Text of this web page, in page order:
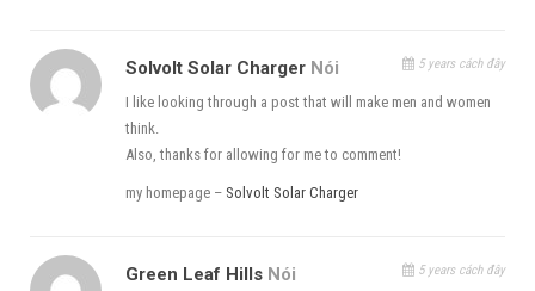
Solvolt Solar Charger Nói 5 years cách đây
I like looking through a post that will make men and women
think.
Also, thanks for allowing for me to comment!
my homepage – Solvolt Solar Charger
Green Leaf Hills Nói 5 years cách đây